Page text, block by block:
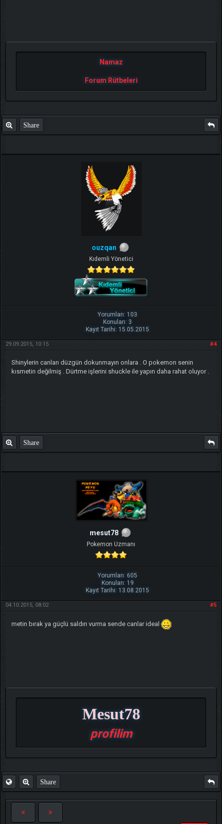
Namaz
Forum Rütbeleri
Share
ouzqan
Kıdemli Yönetici
Yorumları: 103
Konuları: 3
Kayıt Tarihi: 15.05.2015
#4
29.09.2015, 10:15
Shinylerin canları düzgün dokunmayın onlara . O pokemon senin
kısmetin değilmiş . Dürtme işlerini shuckle ile yapın daha rahat oluyor .
Share
mesut78
Pokemon Uzmanı
Yorumları: 605
Konuları: 19
Kayıt Tarihi: 13.08.2015
#5
04.10.2015, 08:02
metin bırak ya güçlü saldırı vurma sende canlar ideal
Mesut78
profilim
Share